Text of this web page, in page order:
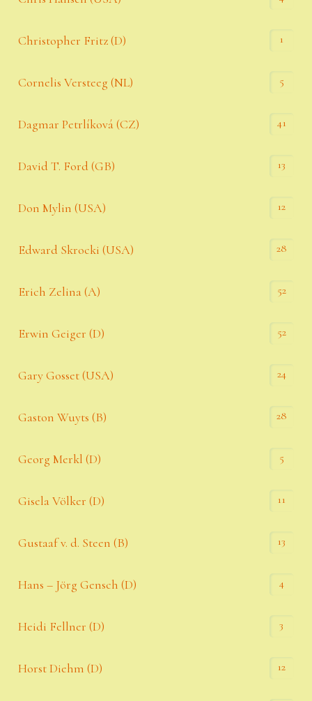
Christopher Fritz (D) 1
Cornelis Versteeg (NL) 5
Dagmar Petrlíková (CZ) 41
David T. Ford (GB) 13
Don Mylin (USA) 12
Edward Skrocki (USA) 28
Erich Zelina (A) 52
Erwin Geiger (D) 52
Gary Gosset (USA) 24
Gaston Wuyts (B) 28
Georg Merkl (D) 5
Gisela Völker (D) 11
Gustaaf v. d. Steen (B) 13
Hans – Jörg Gensch (D) 4
Heidi Fellner (D) 3
Horst Diehm (D) 12